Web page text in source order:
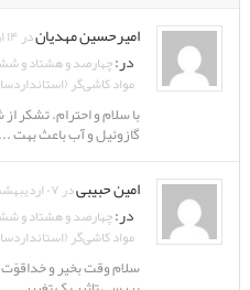
امیرحسین مهدیاندر ۱۴ اردیبهشت
در:چهارصد و هشتاد و
مواد کاشی‌گر
با سلام و احترام. تشکر
گازوئیل و آب باعث بهت ...
امین حبیبیدر ۰۷ اردیبهشت
در:چهارصد و هشتاد و
مواد کاشی‌گر
سلام وقت بخیر و